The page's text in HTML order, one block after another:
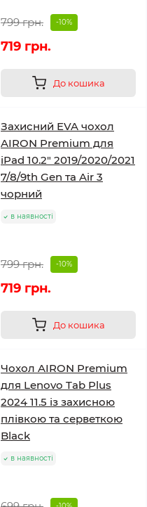
799 грн. -10%
719 грн.
До кошика
Захисний EVA чохол
AIRON Premium для
iPad 10.2" 2019/2020/2021
7/8/9th Gen та Air 3
чорний
в наявності
799 грн. -10%
719 грн.
До кошика
Чохол AIRON Premium
для Lenovo Tab Plus
2024 11.5 із захисною
плівкою та серветкою
Black
в наявності